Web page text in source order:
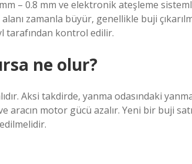
– 0.8 mm ve elektronik ateşleme
zamanla büyür, genellikle buji
tarafından kontrol edilir.
ne olur?
Aksi takdirde, yanma odasındaki
aracın motor gücü azalır. Yeni bir buji